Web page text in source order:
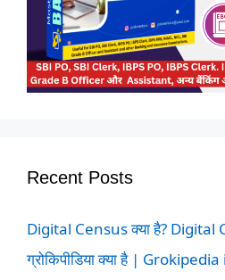
Recent Posts
Digital Census क्या है?
ग्रोकिपीडिया क्या है |